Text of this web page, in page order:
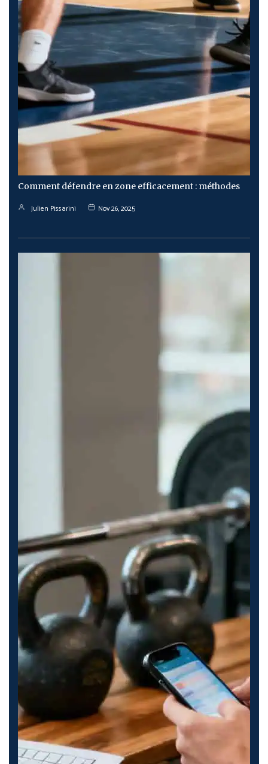
Comment défendre en zone efficacement : méthodes
Julien Pissarini Nov 26, 2025